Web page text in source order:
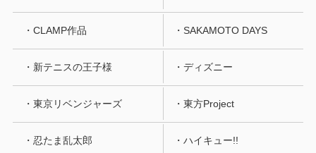
・CLAMP作品 ・SAKAMOTO DAYS
・新テニスの王子様 ・ディズニー
・東京リベンジャーズ ・東方Project
・忍たま乱太郎 ・ハイキュー!!